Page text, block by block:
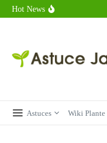
Aller au contenu
Hot News
Combien de
Astuces Wiki Plante